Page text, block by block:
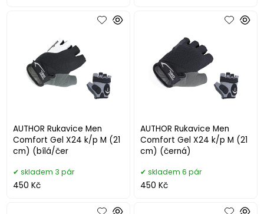
AUTHOR Rukavice Men
Comfort Gel X24 k/p M (21
cm) (bílá/čer
skladem 3 pár
450 Kč
AUTHOR Rukavice Men
Comfort Gel X24 k/p M (21
cm) (černá)
skladem 6 pár
450 Kč